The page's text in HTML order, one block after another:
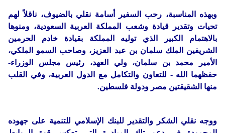
وبهذه المناسبة، رحب السفير أسامة نقلي بالضيوف، ناقلاً لهم
تحيات وتقدير قيادة وشعب المملكة العربية السعودية، ومنوها
بالاهتمام الكبير الذي توليه المملكة بقيادة خادم الحرمين
الشريفين الملك سلمان بن عبد العزيز، وصاحب السمو الملكي،
الأمير محمد بن سلمان، ولي العهد، رئيس مجلس الوزراء-
حفظهما الله - للتعاون والتكامل مع الدول العربية، وفي القلب
منها الشقيقتين مصر ودولة فلسطين.
ووجه نقلي الشكر والتقدير للبنك الإسلامي للتنمية على جهوده